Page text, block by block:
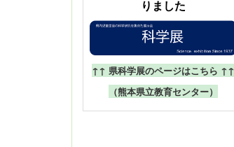
りました
↑↑ 県科学展のページはこちら ↑↑
（熊本県立教育センター）